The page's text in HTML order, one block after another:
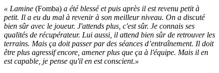
« Lamine (Fomba) a été blessé et puis après il est revenu petit à
petit. Il a eu du mal à revenir à son meilleur niveau. On a discuté
bien sûr avec le joueur. J'attends plus, c'est sûr. Je connais ses
qualités de récupérateur. Lui aussi, il attend bien sûr de retrouver les
terrains. Mais ça doit passer par des séances d’entraînement. Il doit
être plus agressif encore, amener plus que ça à l'équipe. Mais il en
est capable, je pense qu'il en est conscient.»